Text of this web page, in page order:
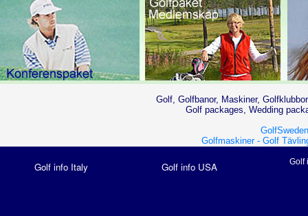
Golf, Golfbanor, Maskiner,
Golf packages, Wedding
Golfmaskiner - Golf
Golf info Italy Golf info USA Golf